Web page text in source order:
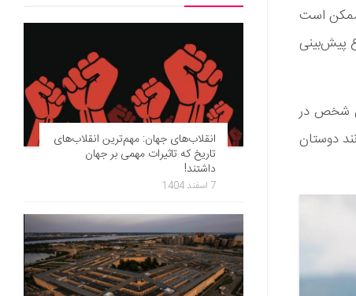
ممکن است
پیش‌بینی
شخص در
دوستان
انقلاب‌های جهان: مهم‌ترین انقلاب‌های
تاریخ که تاثیرات مهمی بر جهان
داشتند!
7 اسفند 1404